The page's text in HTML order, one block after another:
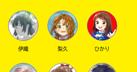
伊織 梨久 ひかり